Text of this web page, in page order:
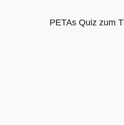
PETAs Quiz zum